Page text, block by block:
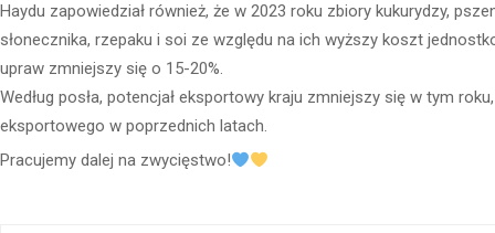
Haydu zapowiedział również, że w 2023 roku zbiory kukurydzy,
słonecznika, rzepaku i soi ze względu na ich wyższy koszt
upraw zmniejszy się o 15-20%.
Według posła, potencjał eksportowy kraju zmniejszy się w tym
eksportowego w poprzednich latach.
Pracujemy dalej na zwycięstwo!